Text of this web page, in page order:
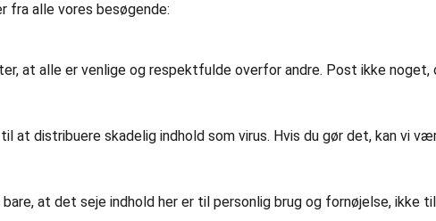
fra alle vores besøgende:
at alle er venlige og respektfulde overfor andre. Post ikke noget,
at distribuere skadelig indhold som virus. Hvis du gør det, kan vi
at det seje indhold her er til personlig brug og fornøjelse, ikke